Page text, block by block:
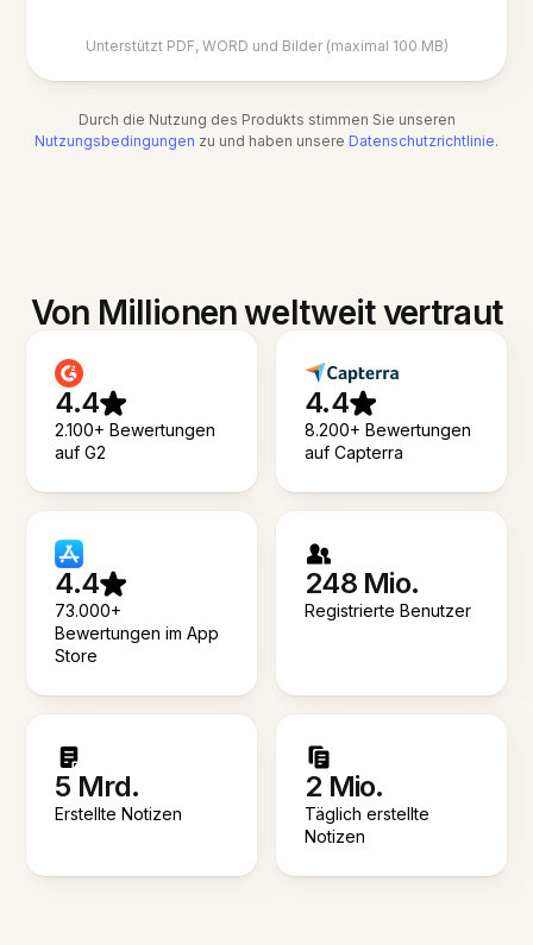
Unterstützt PDF, WORD und Bilder (maximal 100 MB)
Durch die Nutzung des Produkts stimmen Sie unseren
Nutzungsbedingungen zu und haben unsere Datenschutzrichtlinie.
Von Millionen weltweit vertraut
4.4
2.100+ Bewertungen
auf G2
4.4
8.200+ Bewertungen
auf Capterra
4.4
73.000+
Bewertungen im App
Store
248 Mio.
Registrierte Benutzer
5 Mrd.
Erstellte Notizen
2 Mio.
Täglich erstellte
Notizen